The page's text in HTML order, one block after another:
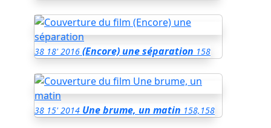
38 18' 2016 (Encore) une séparation 158
38 15' 2014 Une brume, un matin 158,158